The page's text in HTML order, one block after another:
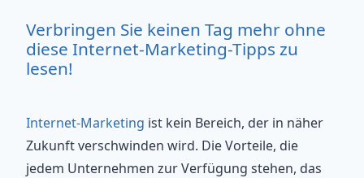
Verbringen Sie keinen Tag mehr ohne
diese Internet-Marketing-Tipps zu
lesen!
Internet-Marketing ist kein Bereich, der in näher
Zukunft verschwinden wird. Die Vorteile, die
jedem Unternehmen zur Verfügung stehen, das